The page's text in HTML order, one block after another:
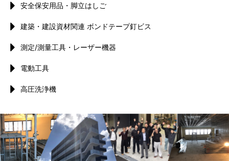
安全保安用品・脚立はしご
建築・建設資材関連 ボンドテープ釘ビス
測定/測量工具・レーザー機器
電動工具
高圧洗浄機